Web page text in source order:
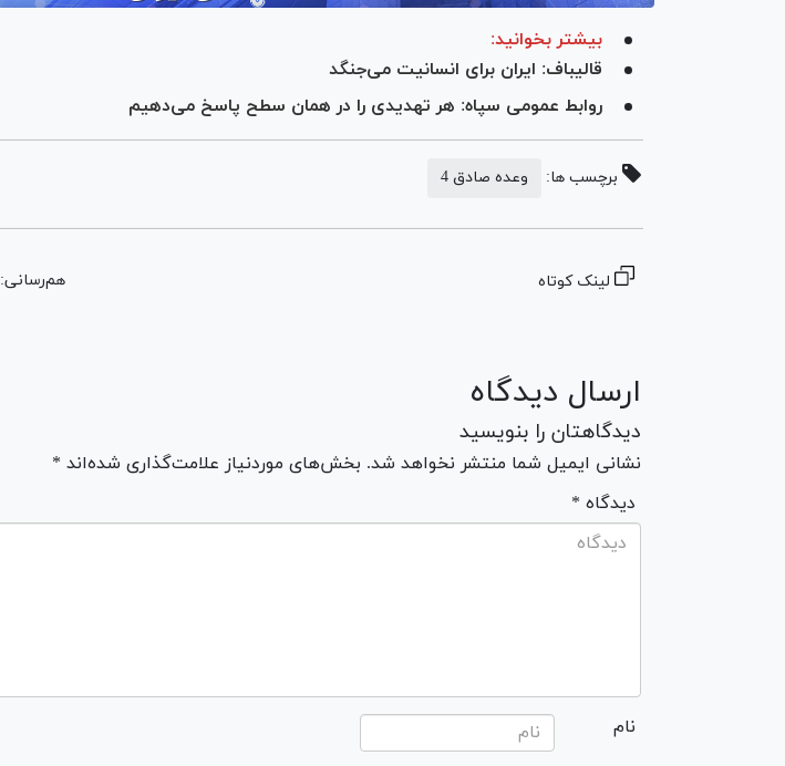
بیشتر بخوانید:
قالیباف: ایران برای انسانیت می‌جنگد
روابط عمومی سپاه: هر تهدیدی را در همان سطح پاسخ می‌دهیم
برچسب ها: وعده صادق 4
لینک کوتاه هم‌رسانی:
ارسال دیدگاه
دیدگاهتان را بنویسید
نشانی ایمیل شما منتشر نخواهد شد. بخش‌های موردنیاز علامت‌گذاری شده‌اند *
* دیدگاه
نام